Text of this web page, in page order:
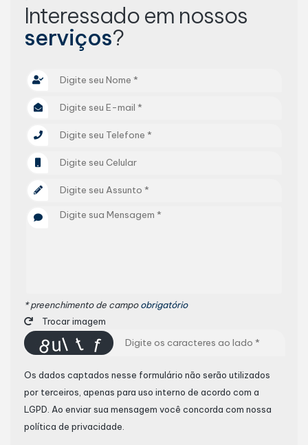
Interessado em nossos
serviços?
* preenchimento de campoobrigatório
Trocar imagem
Os dados captados nesse formulário não serão utilizados
por terceiros, apenas para uso interno de acordo com a
LGPD. Ao enviar sua mensagem você concorda com nossa
política de privacidade.